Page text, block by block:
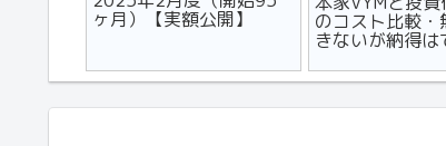
ヶ月）【実額公開】 のコスト比較・
きないが納得は